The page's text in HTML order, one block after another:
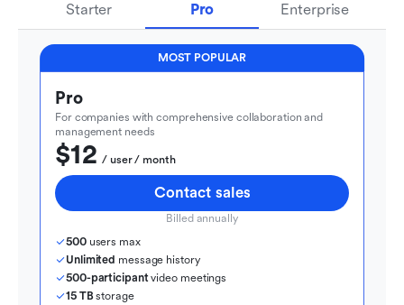
Starter Pro Enterprise
MOST POPULAR
Pro
For companies with comprehensive collaboration and
management needs
$12
  / user / month
Contact sales
Billed annually
500 users max
Unlimited message history
500-participant video meetings
15 TB storage